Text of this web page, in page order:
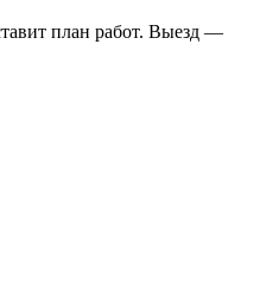
план работ. Выезд —